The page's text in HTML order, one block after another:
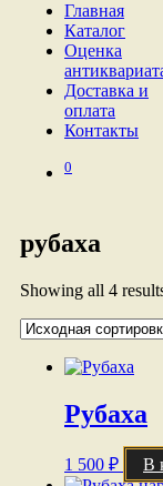
Главная
Каталог
Оценка
Доставка и
оплата
Контакты
0
рубаха
Showing all 4
Рубаха
1 500 ₽ В